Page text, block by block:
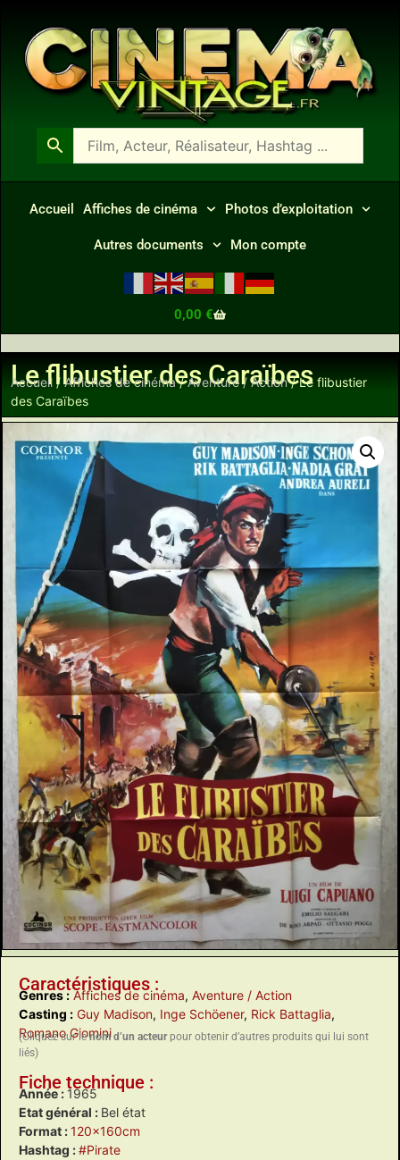
Accueil Affiches de cinéma Photos d’exploitation
Autres documents Mon compte
0,00 €
Le flibustier des Caraïbes
Accueil /Affiches de cinéma/Aventure / Action/ Le flibustier
des Caraïbes
Caractéristiques :
Genres : Affiches de cinéma, Aventure / Action
Casting : Guy Madison, Inge Schöener, Rick Battaglia,
Romano Giomini
(Cliquez sur lenom d’un acteurpour obtenir d’autres produits qui lui sont
liés)
Fiche technique :
Année : 1965
Etat général : Bel état
Format :120x160cm
Hashtag :#Pirate